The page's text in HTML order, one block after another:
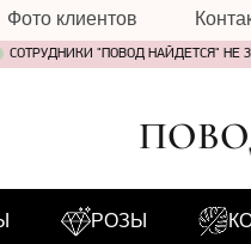
Фото клиентов
СОТРУДНИКИ "ПОВОД НАЙДЕТСЯ"
РОЗЫ